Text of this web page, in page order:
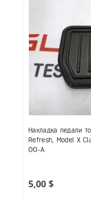
Накладка педали
Refresh, Model X
00-A
5,00 $